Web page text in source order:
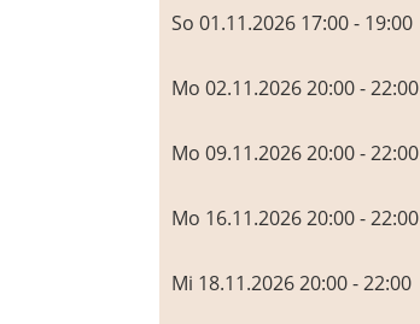
So 01.11.2026 17:00 - 19:00
Mo 02.11.2026 20:00 - 22:00
Mo 09.11.2026 20:00 - 22:00
Mo 16.11.2026 20:00 - 22:00
Mi 18.11.2026 20:00 - 22:00